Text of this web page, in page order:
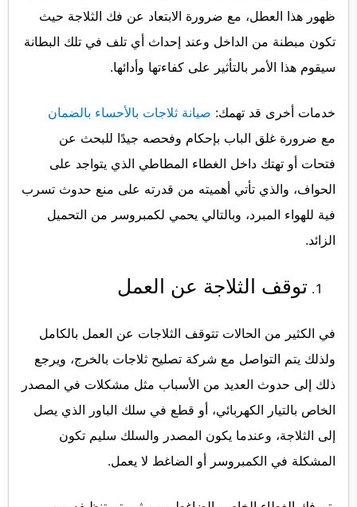
ظهور هذا العطل، مع ضرورة الابتعاد عن فك الثلاجة حيث
تكون مبطنة من الداخل وعند إحداث أي تلف في تلك البطانة
سيقوم هذا الأمر بالتأثير على كفاءتها وأدائها.
خدمات أخرى قد تهمك: صيانة ثلاجات بالأحساء بالضمان
مع ضرورة غلق الباب بإحكام وفحصه جيدًا للبحث عن
فتحات أو تهتك داخل الغطاء المطاطي الذي يتواجد على
الحواف، والذي تأتي أهميته من قدرته على منع حدوث تسرب
فية للهواء المبرد، وبالتالي يحمي لكمبروسر من التحميل
الزائد.
توقف الثلاجة عن العمل
في الكثير من الحالات تتوقف الثلاجات عن العمل بالكامل
ولذلك يتم التواصل مع شركة تصليح ثلاجات بالخرج، ويرجع
ذلك إلى حدوث العديد من الأسباب مثل مشكلات في المصدر
الخاص بالتيار الكهربائي، أو قطع في سلك الباور الذي يصل
إلى الثلاجة، وعندما يكون المصدر والسلك سليم تكون
المشكلة في الكمبروسر أو الضاغط لا يعمل.